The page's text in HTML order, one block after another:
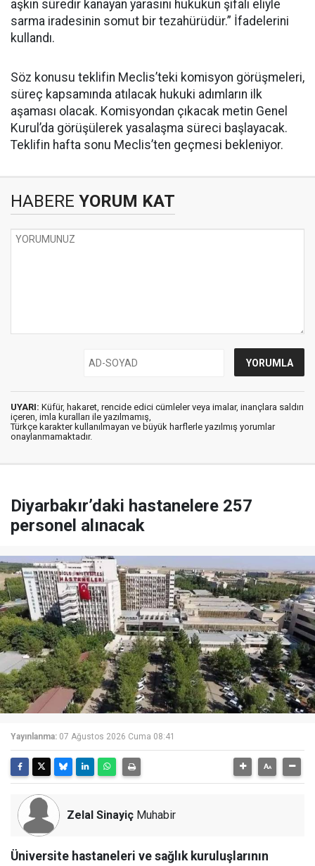
aşkın süredir kanayan yarasını hukukun şifalı eliyle
sarma iradesinin somut bir tezahürüdür.” İfadelerini
kullandı.
Söz konusu teklifin Meclis’teki komisyon görüşmeleri,
süreç kapsamında atılacak hukuki adımların ilk
aşaması olacak. Komisyondan çıkacak metin Genel
Kurul’da görüşülerek yasalaşma süreci başlayacak.
Teklifin hafta sonu Meclis’ten geçmesi bekleniyor.
HABERE YORUM KAT
UYARI: Küfür, hakaret, rencide edici cümleler veya imalar, inançlara saldırı
içeren, imla kuralları ile yazılmamış,
Türkçe karakter kullanılmayan ve büyük harflerle yazılmış yorumlar
onaylanmamaktadır.
Diyarbakır’daki hastanelere 257
personel alınacak
Yayınlanma: 07 Ağustos 2026 Cuma 08:41
Zelal Sinayiç Muhabir
Üniversite hastaneleri ve sağlık kuruluşlarının